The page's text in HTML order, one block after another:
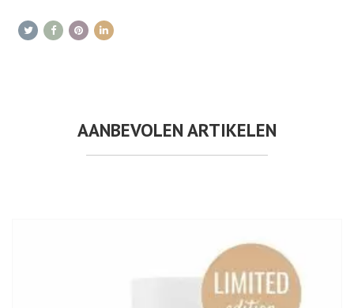
AANBEVOLEN ARTIKELEN